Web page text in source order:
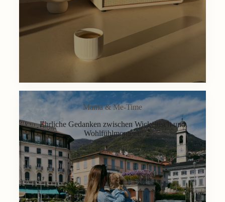
Mama & Me-Time
Ehrliche Gedanken zwischen Wickeltisch und
Wohlfühlmoment.
Lifestyle